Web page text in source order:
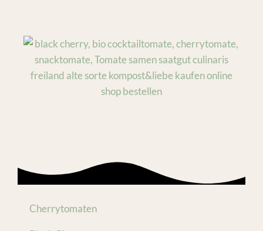
Cherrytomaten